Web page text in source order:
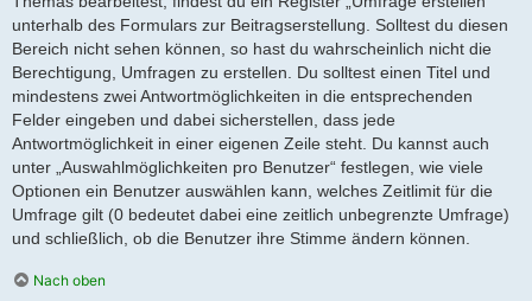
unterhalb des Formulars zur Beitragserstellung. Solltest du diesen
Bereich nicht sehen können, so hast du wahrscheinlich nicht die
Berechtigung, Umfragen zu erstellen. Du solltest einen Titel und
mindestens zwei Antwortmöglichkeiten in die entsprechenden
Felder eingeben und dabei sicherstellen, dass jede
Antwortmöglichkeit in einer eigenen Zeile steht. Du kannst auch
unter „Auswahlmöglichkeiten pro Benutzer“ festlegen, wie viele
Optionen ein Benutzer auswählen kann, welches Zeitlimit für die
Umfrage gilt (0 bedeutet dabei eine zeitlich unbegrenzte Umfrage)
und schließlich, ob die Benutzer ihre Stimme ändern können.
Nach oben